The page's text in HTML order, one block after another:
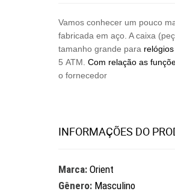
Vamos conhecer um pouco
fabricada em aço. A caixa
tamanho grande para relógios
5 ATM. Com relação as
o fornecedor
INFORMAÇÕES DO
Marca: Orient
Gênero: Masculino